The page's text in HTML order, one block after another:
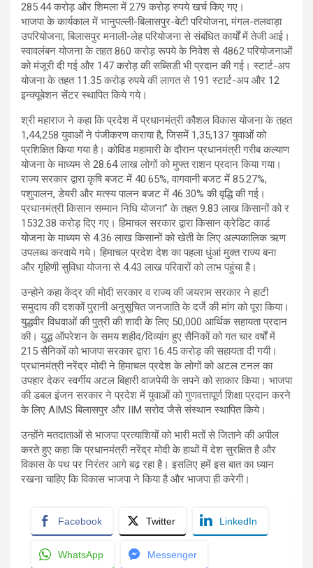
285.44 करोड़ और शिमला में 279 करोड़ रुपये खर्च किए गए।
भाजपा के कार्यकाल में भानुपल्ली-बिलासपुर-बेटी परियोजना, मंगल-तलवाड़ा
उपरियोजना, बिलासपुर मनाली-लेह परियोजना से संबंधित कार्यों में तेजी आई।
स्वावलंबन योजना के तहत 860 करोड़ रूपये के निवेश से 4862 परियोजनाओं
को मंजूरी दी गई और 147 करोड़ की सब्सिडी भी प्रदान की गई। स्टार्ट-अप
योजना के तहत 11.35 करोड़ रुपये की लागत से 191 स्टार्ट-अप और 12
इन्क्यूबेशन सेंटर स्थापित किये गये।
श्री महाराज ने कहा कि प्रदेश में प्रधानमंत्री कौशल विकास योजना के तहत
1,44,258 युवाओं ने पंजीकरण कराया है, जिसमें 1,35,137 युवाओं को
प्रशिक्षित किया गया है। कोविड महामारी के दौरान प्रधानमंत्री गरीब कल्याण
योजना के माध्यम से 28.64 लाख लोगों को मुफ्त राशन प्रदान किया गया।
राज्य सरकार द्वारा कृषि बजट में 40.65%, वागवानी बजट में 85.27%,
पशुपालन, डेयरी और मत्स्य पालन बजट में 46.30% की वृद्धि की गई।
प्रधानमंत्री किसान सम्मान निधि योजना” के तहत 9.83 लाख किसानों को र
1532.38 करोड़ दिए गए। हिमाचल सरकार द्वारा किसान क्रेडिट कार्ड
योजना के माध्यम से 4.36 लाख किसानों को खेती के लिए अल्पकालिक ऋण
उपलब्ध करवाये गये। हिमाचल प्रदेश देश का पहला धुंआं मुक्त राज्य बना
और गृहिणी सुविधा योजना से 4.43 लाख परिवारों को लाभ पहुंचा है।
उन्होने कहा केंद्र की मोदी सरकार व राज्य की जयराम सरकार ने हाटी
समुदाय की दशकों पुरानी अनुसूचित जनजाति के दर्जे की मांग को पूरा किया।
युद्धवीर विधवाओं की पुत्री की शादी के लिए 50,000 आर्थिक सहायता प्रदान
की। युद्ध ऑपरेशन के समय शहीद/दिव्यांग हुए सैनिकों को गत चार वर्षों में
215 सैनिकों को भाजपा सरकार द्वारा 16.45 करोड़ की सहायता दी गयी।
प्रधानमंत्री नरेंद्र मोदी ने हिमाचल प्रदेश के लोगों को अटल टनल का
उपहार देकर स्वर्गीय अटल बिहारी वाजपेयी के सपने को साकार किया। भाजपा
की डबल इंजन सरकार ने प्रदेश में युवाओं को गुणवत्तापूर्ण शिक्षा प्रदान करने
के लिए AIMS बिलासपुर और IIM सरोद जैसे संस्थान स्थापित किये।
उन्होंने मतदाताओं से भाजपा प्रत्याशियों को भारी मतों से जिताने की अपील
करते हुए कहा कि प्रधानमंत्री नरेंद्र मोदी के हाथों में देश सुरक्षित है और
विकास के पथ पर निरंतर आगे बढ़ रहा है। इसलिए हमें इस बात का ध्यान
रखना चाहिए कि विकास भाजपा ने किया है और भाजपा ही करेगी।
Facebook Twitter LinkedIn
WhatsApp Messenger